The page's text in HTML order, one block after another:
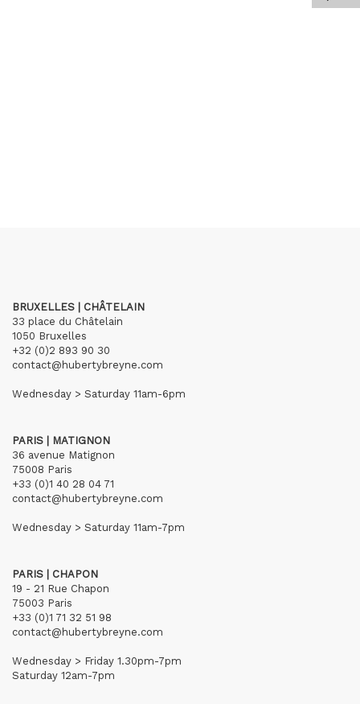
BRUXELLES | CHÂTELAIN
33 place du Châtelain
1050 Bruxelles
+32 (0)2 893 90 30
contact@hubertybreyne.com
Wednesday > Saturday 11am-6pm
PARIS | MATIGNON
36 avenue Matignon
75008 Paris
+33 (0)1 40 28 04 71
contact@hubertybreyne.com
Wednesday > Saturday 11am-7pm
PARIS | CHAPON
19 - 21 Rue Chapon
75003 Paris
+33 (0)1 71 32 51 98
contact@hubertybreyne.com
Wednesday > Friday 1.30pm-7pm
Saturday 12am-7pm